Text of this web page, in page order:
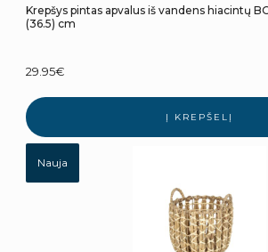
Krepšys pintas apvalus iš vandens hiacintų
(36.5) cm
29.95€
Į KREPŠELĮ
Nauja